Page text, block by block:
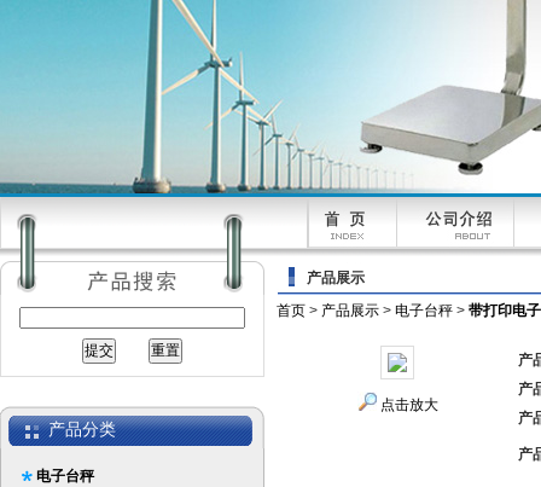
产品分类
电子台秤
产品展示
首页 > 产品展示 > 电子台秤 > 带打印电
点击放大
产
产
产
产